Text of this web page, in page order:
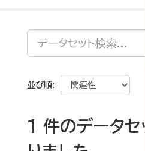
並び順
1 件のデータセ